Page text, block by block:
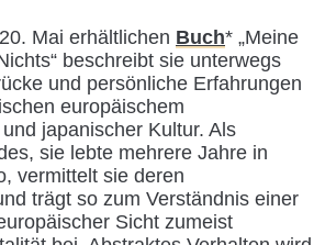
Mai erhältlichen Buch* „Meine
beschreibt sie unterwegs
und persönliche Erfahrungen
europäischem
japanischer Kultur. Als
sie lebte mehrere Jahre in
vermittelt sie deren
trägt so zum Verständnis einer
Sicht zumeist